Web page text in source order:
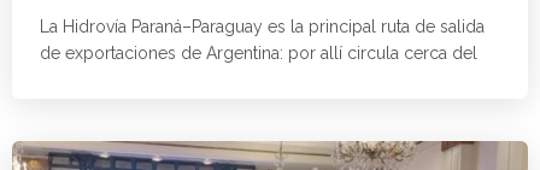
La Hidrovía Paraná–Paraguay es la principal ruta de salida
de exportaciones de Argentina: por allí circula cerca del